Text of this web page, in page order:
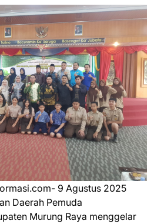
9 Agustus 2025
Daerah Pemuda
Murung Raya menggelar